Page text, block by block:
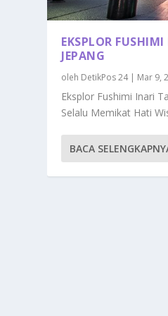
EKSPLOR
JEPANG
oleh DetikPos 24| Mar 9,
Eksplor Fushimi Inari
Selalu Memikat Hati
BACA